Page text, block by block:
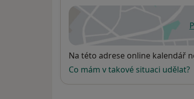
Dostupnost
Na této adrese online kalendář
Co mám v takové situaci udělat?